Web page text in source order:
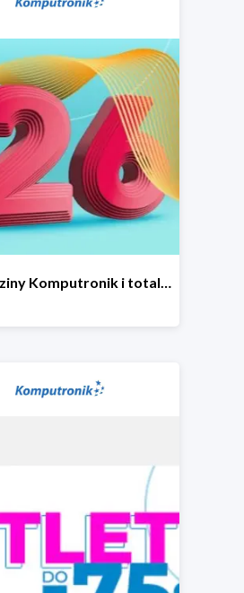
26 urodziny Komputronik i totalna wyprzedaż!